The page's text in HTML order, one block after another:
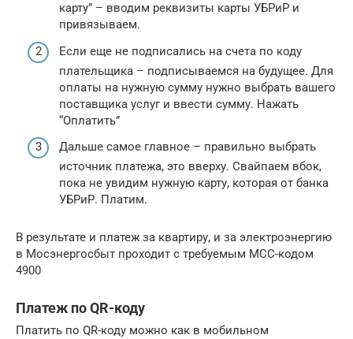
карту” – вводим реквизиты карты УБРиР и
привязываем.
Если еще не подписались на счета по коду
плательщика – подписываемся на будущее. Для
оплаты на нужную сумму нужно выбрать вашего
поставщика услуг и ввести сумму. Нажать
“Оплатить”
Дальше самое главное – правильно выбрать
источник платежа, это вверху. Свайпаем вбок,
пока не увидим нужную карту, которая от банка
УБРиР. Платим.
В результате и платеж за квартиру, и за электроэнергию
в Мосэнергосбыт проходит с требуемым MCC-кодом
4900
Платеж по QR-коду
Платить по QR-коду можно как в мобильном